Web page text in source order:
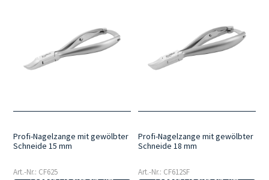
Profi-Nagelzange mit gewölbter
Schneide 15 mm
Art.-Nr.: CF625
Profi-Nagelzange mit gewölbter
Schneide 18 mm
Art.-Nr.: CF612SF